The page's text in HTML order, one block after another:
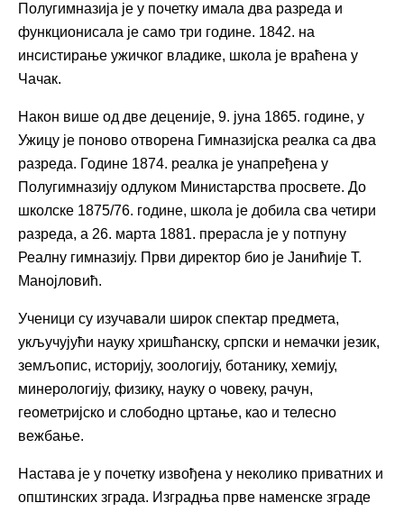
Полугимназија је у почетку имала два разреда и
функционисала је само три године. 1842. на
инсистирање ужичког владике, школа је враћена у
Чачак.
Након више од две деценије, 9. јуна 1865. године, у
Ужицу је поново отворена Гимназијска реалка са два
разреда. Године 1874. реалка је унапређена у
Полугимназију одлуком Министарства просвете. До
школске 1875/76. године, школа је добила сва четири
разреда, а 26. марта 1881. прерасла је у потпуну
Реалну гимназију. Први директор био је Јанићије Т.
Манојловић.
Ученици су изучавали широк спектар предмета,
укључујући науку хришћанску, српски и немачки језик,
земљопис, историју, зоологију, ботанику, хемију,
минерологију, физику, науку о човеку, рачун,
геометријско и слободно цртање, као и телесно
вежбање.
Настава је у почетку извођена у неколико приватних и
општинских зграда. Изградња прве наменске зграде